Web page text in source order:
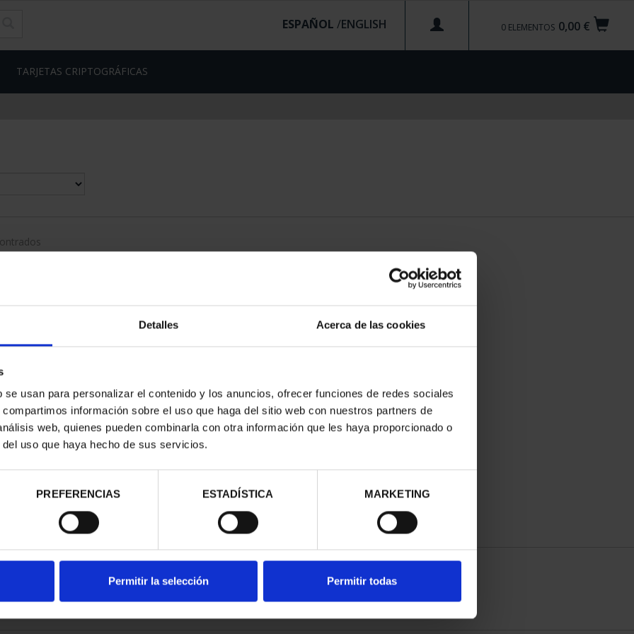
Detalles Acerca de las cookies
usan para personalizar el contenido y los anuncios, ofrecer funciones de redes sociales
información sobre el uso que haga del sitio web con nuestros partners de
web, quienes pueden combinarla con otra información que les haya proporcionado o
uso que haya hecho de sus servicios.
PREFERENCIAS ESTADÍSTICA MARKETING
Permitir la selección Permitir todas
0,00 €
0 ELEMENTOS
ESPAÑOL /
TARJETAS CRIPTOGRÁFICAS
DE
COLE...